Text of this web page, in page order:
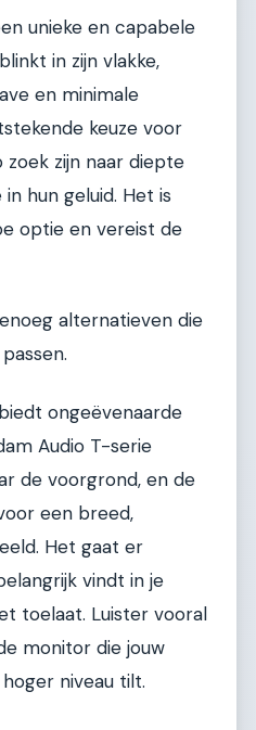
unieke en capabele
in zijn vlakke,
en minimale
keuze voor
zoek zijn naar diepte
hun geluid. Het is
optie en vereist de
alternatieven die
ongeëvenaarde
Audio T-serie
de voorgrond, en de
een breed,
Het gaat er
vindt in je
toelaat. Luister vooral
monitor die jouw
niveau tilt.